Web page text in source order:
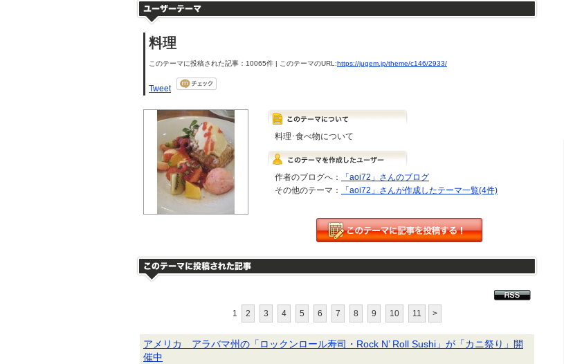
料理
このテーマに投稿された記事：10065件 | このテーマのURL:https://jugem.jp/theme/c146/2933/
Tweet
料理･食べ物について
作者のブログへ：
「aoi72」さんのブログ
その他のテーマ：
「aoi72」さんが作成したテーマ一覧(4件)
1 2 3 4 5 6 7 8 9 10 11 >
アメリカ アラバマ州の「ロックンロール寿司・Rock N’ Roll Sushi」が「カニ祭り」開
催中